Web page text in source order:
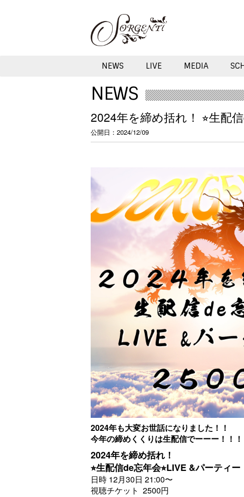
NEWS LIVE MEDIA
NEWS
2024年を締め括れ！ ⭐︎生配
公開日 2024/12/09
2024年も大変お世話になりました！！
今年の締めくくりは生配信でーーー！！！
2024年を締め括れ！
⭐︎生配信de忘年会⭐︎LIVE &パーティー
日時 12月30日 21:00〜
視聴チケット 2500円